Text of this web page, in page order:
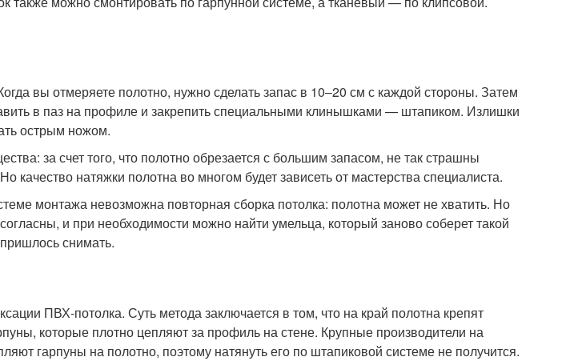
вы отмеряете полотно, нужно сделать запас в 10–20 см с каждой стороны. Затем
в паз на профиле и закрепить специальными клинышками — штапиком. Излишки
острым ножом.
за счет того, что полотно обрезается с большим запасом, не так страшны
качество натяжки полотна во многом будет зависеть от мастерства специалиста.
монтажа невозможна повторная сборка потолка: полотна может не хватить. Но
и при необходимости можно найти умельца, который заново соберет такой
снимать.
ПВХ-потолка. Суть метода заключается в том, что на край полотна крепят
которые плотно цепляют за профиль на стене. Крупные производители на
гарпуны на полотно, поэтому натянуть его по штапиковой системе не получится.